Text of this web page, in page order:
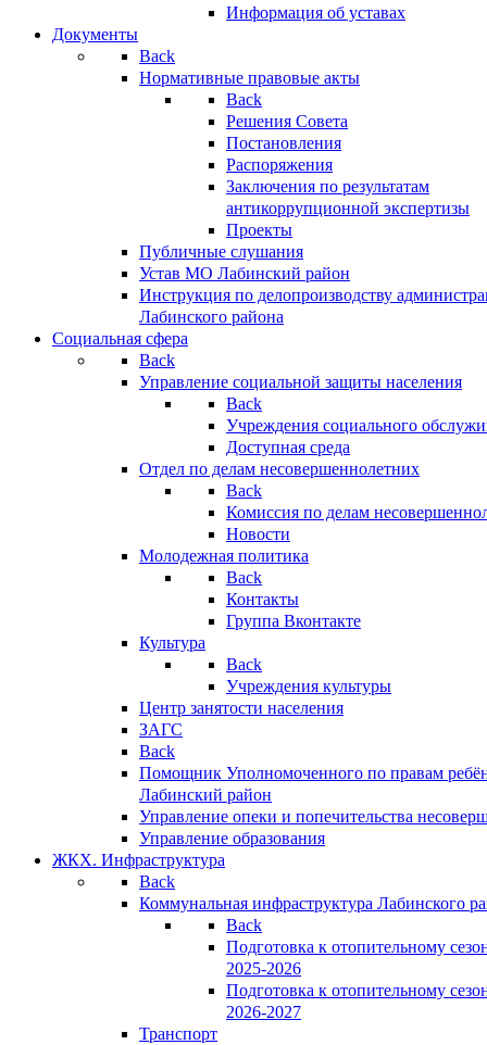
Информация об уставах
Документы
Back
Нормативные правовые акты
Back
Решения Совета
Постановления
Распоряжения
Заключения по результатам
антикоррупционной экспертизы
Проекты
Публичные слушания
Устав МО Лабинский район
Инструкция по делопроизводству
Лабинского района
Социальная сфера
Back
Управление социальной защиты населения
Back
Учреждения социального
Доступная среда
Отдел по делам несовершеннолетних
Back
Комиссия по делам
Новости
Молодежная политика
Back
Контакты
Группа Вконтакте
Культура
Back
Учреждения культуры
Центр занятости населения
ЗАГС
Back
Помощник Уполномоченного по правам
Лабинский район
Управление опеки и попечительства
Управление образования
ЖКХ. Инфраструктура
Back
Коммунальная инфраструктура Лабинского
Back
Подготовка к отопительному
2025-2026
Подготовка к отопительному
2026-2027
Транспорт